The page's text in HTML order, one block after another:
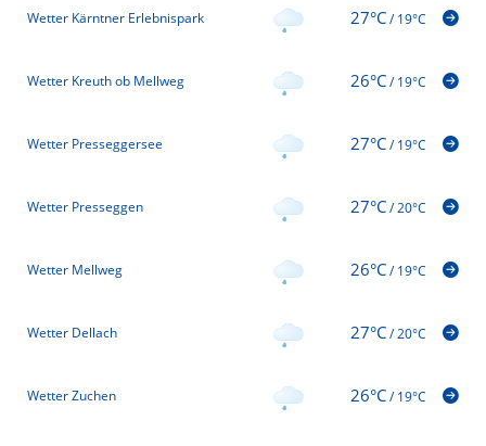
Wetter Kärntner Erlebnispark 27°C/19°C
Wetter Kreuth ob Mellweg 26°C/19°C
Wetter Presseggersee 27°C/19°C
Wetter Presseggen 27°C/20°C
Wetter Mellweg 26°C/19°C
Wetter Dellach 27°C/20°C
Wetter Zuchen 26°C/19°C